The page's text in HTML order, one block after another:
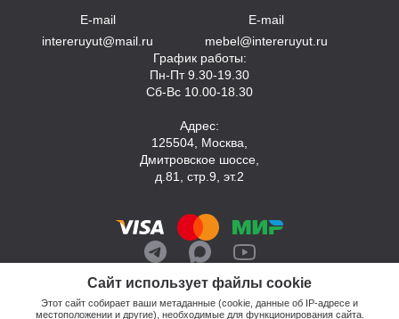
Сайт использует файлы cookie
Этот сайт собирает ваши метаданные (cookie, данные об IP-адресе и
местоположении и другие), необходимые для функционирования сайта.
E-mail
intereruyut@mail.ru
E-mail
mebel@intereruyut.ru
График работы:
Пн-Пт 9.30-19.30
Сб-Вс 10.00-18.30
Адрес:
125504, Москва,
Дмитровское шоссе,
д.81, стр.9, эт.2